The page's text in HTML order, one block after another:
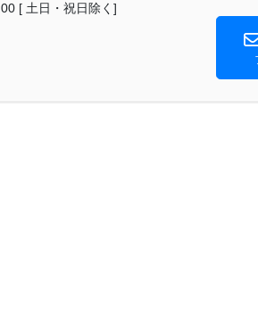
[ 土日・祝日除く]